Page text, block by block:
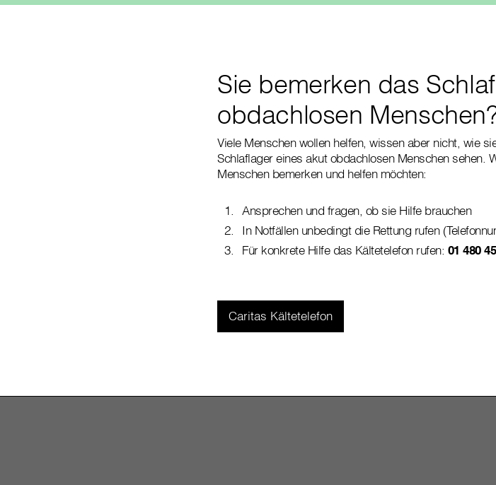
Sie bemerken das
obdachlosen
Viele Menschen wollen helfen, wissen aber nicht, wie
Schlaflager eines akut obdachlosen Menschen sehen.
Menschen bemerken und helfen möchten:
Ansprechen und fragen, ob sie Hilfe brauchen
In Notfällen unbedingt die Rettung rufen
Für konkrete Hilfe das Kältetelefon rufen: 01 480
Caritas Kältetelefon